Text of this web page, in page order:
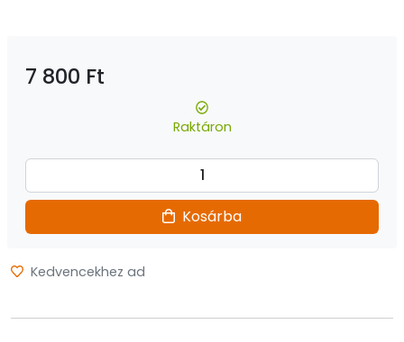
7 800 Ft
Raktáron
Kosárba
Kedvencekhez ad